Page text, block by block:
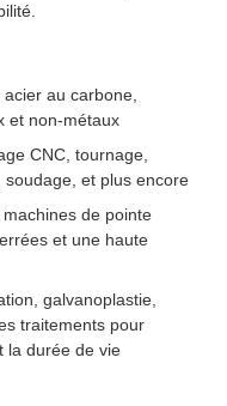
au carbone,
et non-métaux
CNC, tournage,
et plus encore
machines de pointe
et une haute
galvanoplastie,
traitements pour
la durée de vie